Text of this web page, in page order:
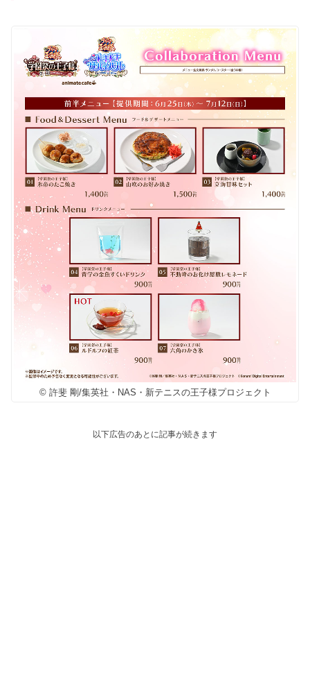
© 許斐 剛/集英社・NAS・新テニスの王子様プロジェクト
以下広告のあとに記事が続きます